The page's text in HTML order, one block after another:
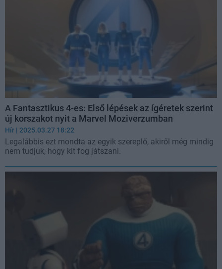
A Fantasztikus 4-es: Első lépések az ígéretek szerint
új korszakot nyit a Marvel Moziverzumban
Hír | 2025.03.27 18:22
Legalábbis ezt mondta az egyik szereplő, akiről még mindig
nem tudjuk, hogy kit fog játszani.